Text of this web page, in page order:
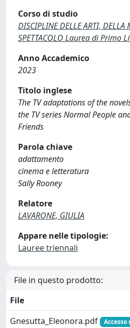
Corso di studio
DISCIPLINE DELLE ARTI, DELLA
SPETTACOLO Laurea di Primo
Anno Accademico
2023
Titolo inglese
The TV adaptations of the
the TV series Normal People
Friends
Parola chiave
adattamento
cinema e letteratura
Sally Rooney
Relatore
LAVARONE, GIULIA
Appare nelle tipologie:
Lauree triennali
File in questo prodotto:
File
Gnesutta_Eleonora.pdf